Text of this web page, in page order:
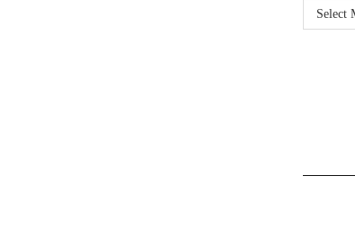
Arkiv